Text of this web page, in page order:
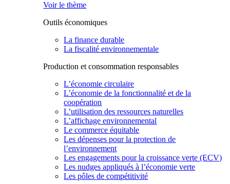
Voir le thème
Outils économiques
La finance durable
La fiscalité environnementale
Production et consommation responsables
L’économie circulaire
L’économie de la fonctionnalité et de la
coopération
L’utilisation des ressources naturelles
L’affichage environnemental
Le commerce équitable
Les dépenses pour la protection de
l’environnement
Les engagements pour la croissance verte (ECV)
Les nudges appliqués à l’économie verte
Les pôles de compétitivité